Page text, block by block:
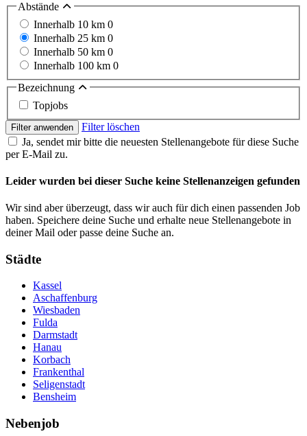
Abstände
Innerhalb 10 km 0
Innerhalb 25 km 0
Innerhalb 50 km 0
Innerhalb 100 km 0
Bezeichnung
Topjobs
Filter anwenden
Filter löschen
Ja, sendet mir bitte die neuesten Stellenangebote für diese Suche
per E-Mail zu.
Leider wurden bei dieser Suche keine Stellenanzeigen gefunden
Wir sind aber überzeugt, dass wir auch für dich einen passenden Job
haben. Speichere deine Suche und erhalte neue Stellenangebote in
deiner Mail oder passe deine Suche an.
Städte
Kassel
Aschaffenburg
Wiesbaden
Fulda
Darmstadt
Hanau
Korbach
Frankenthal
Seligenstadt
Bensheim
Nebenjob